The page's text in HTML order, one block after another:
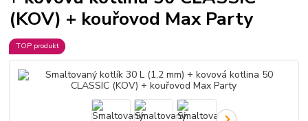
(KOV) + kouřovod Max Party
TOP produkt